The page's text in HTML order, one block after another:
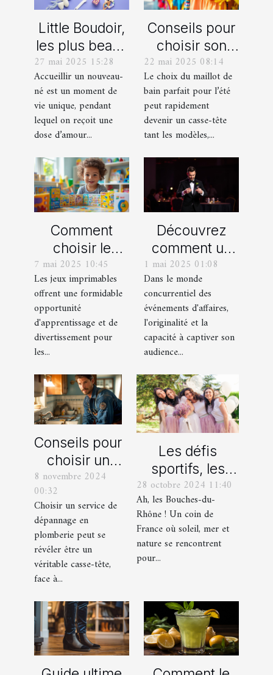
Little Boudoir,
les plus beaux
cadeaux de
naissance
personnalisés
!
27 mai 2025 15:28
Accueillir un nouveau-
né est un moment de
vie unique, pendant
lequel on reçoit une
dose d’amour...
Conseils pour
choisir son
maillot de bain
idéal pour l'été
22 mai 2025 08:14
Le choix du maillot de
bain parfait pour l’été
peut rapidement
devenir un casse-tête
tant les modèles,...
Comment
choisir le
meilleur jeu
imprimable
pour votre
enfant
7 mai 2025 10:45
Les jeux imprimables
offrent une formidable
opportunité
d'apprentissage et de
divertissement pour
les...
Découvrez
comment un
spectacle de
magie
transforme les
événements
professionnels
1 mai 2025 01:08
Dans le monde
concurrentiel des
événements d'affaires,
l'originalité et la
capacité à captiver son
audience...
Conseils pour
choisir un
bon service
dépannage
en plomberie
8 novembre 2024
00:32
Choisir un service de
dépannage en
plomberie peut se
révéler être un
véritable casse-tête,
face à...
Les défis
sportifs, les
incontournables
de toute
organisation
d’EVG et EVJF
28 octobre 2024 11:40
Ah, les Bouches-du-
Rhône ! Un coin de
France où soleil, mer et
nature se rencontrent
pour...